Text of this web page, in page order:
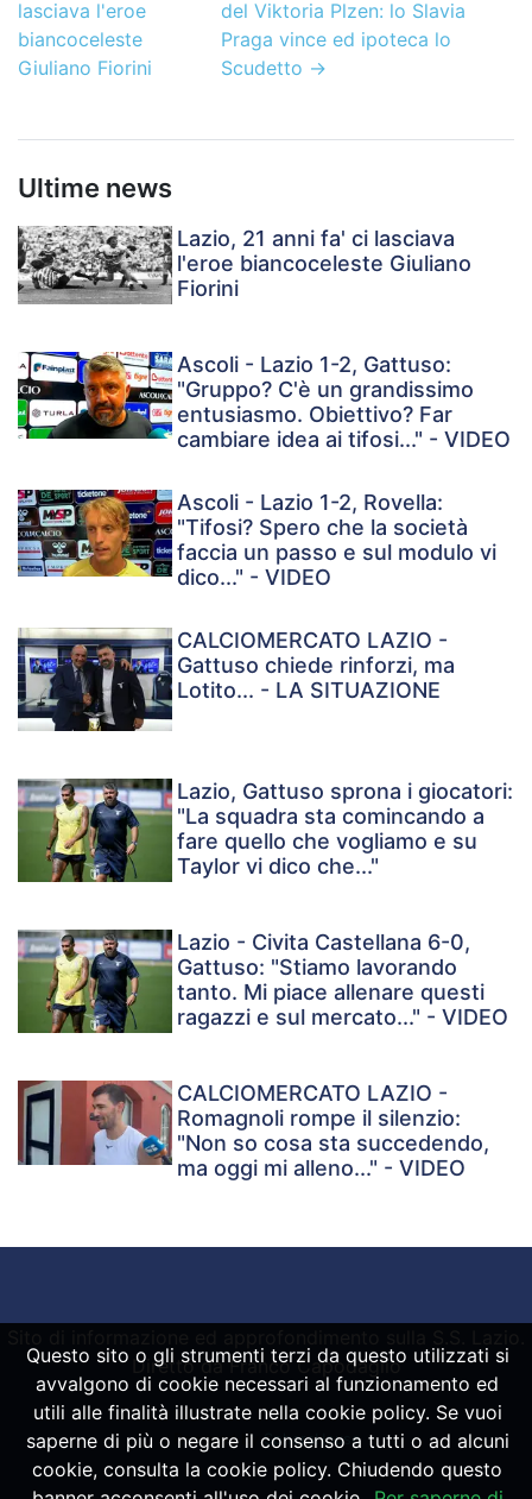
lasciava l'eroe
biancoceleste
Giuliano Fiorini
del Viktoria Plzen: lo Slavia
Praga vince ed ipoteca lo
Scudetto →
Ultime news
Lazio, 21 anni fa' ci lasciava
l'eroe biancoceleste Giuliano
Fiorini
Ascoli - Lazio 1-2, Gattuso:
"Gruppo? C'è un grandissimo
entusiasmo. Obiettivo? Far
cambiare idea ai tifosi..." - VIDEO
Ascoli - Lazio 1-2, Rovella:
"Tifosi? Spero che la società
faccia un passo e sul modulo vi
dico..." - VIDEO
CALCIOMERCATO LAZIO -
Gattuso chiede rinforzi, ma
Lotito... - LA SITUAZIONE
Lazio, Gattuso sprona i giocatori:
"La squadra sta comincando a
fare quello che vogliamo e su
Taylor vi dico che..."
Lazio - Civita Castellana 6-0,
Gattuso: "Stiamo lavorando
tanto. Mi piace allenare questi
ragazzi e sul mercato..." - VIDEO
CALCIOMERCATO LAZIO -
Romagnoli rompe il silenzio:
"Non so cosa sta succedendo,
ma oggi mi alleno..." - VIDEO
Diretto da Franco Capodaglio
Powered bySpheraHouse
Questo sito o gli strumenti terzi da questo utilizzati si
avvalgono di cookie necessari al funzionamento ed
utili alle finalità illustrate nella cookie policy. Se vuoi
saperne di più o negare il consenso a tutti o ad alcuni
cookie, consulta la cookie policy. Chiudendo questo